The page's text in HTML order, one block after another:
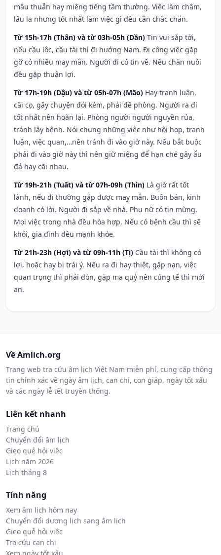
mâu thuẫn hay miệng tiếng tầm thường. Việc làm chậm,
lâu la nhưng tốt nhất làm việc gì đều cần chắc chắn.
Từ 15h-17h (Thân) và từ 03h-05h (Dần) Tin vui sắp tới,
nếu cầu lộc, cầu tài thì đi hướng Nam. Đi công việc gặp
gỡ có nhiều may mắn. Người đi có tin về. Nếu chăn nuôi
đều gặp thuận lợi.
Từ 17h-19h (Dậu) và từ 05h-07h (Mão) Hay tranh luận,
cãi cọ, gây chuyện đói kém, phải đề phòng. Người ra đi
tốt nhất nên hoãn lại. Phòng người người nguyền rủa,
tránh lây bệnh. Nói chung những việc như hội họp, tranh
luận, việc quan,…nên tránh đi vào giờ này. Nếu bắt buộc
phải đi vào giờ này thì nên giữ miệng để hạn ché gây ẩu
đả hay cãi nhau.
Từ 19h-21h (Tuất) và từ 07h-09h (Thìn) Là giờ rất tốt
lành, nếu đi thường gặp được may mắn. Buôn bán, kinh
doanh có lời. Người đi sắp về nhà. Phụ nữ có tin mừng.
Mọi việc trong nhà đều hòa hợp. Nếu có bệnh cầu thì sẽ
khỏi, gia đình đều mạnh khỏe.
Từ 21h-23h (Hợi) và từ 09h-11h (Tị) Cầu tài thì không có
lợi, hoặc hay bị trái ý. Nếu ra đi hay thiệt, gặp nạn, việc
quan trọng thì phải đòn, gặp ma quỷ nên cúng tế thì mới
an.
Về Amlich.org
Trang web tra cứu âm lịch Việt Nam miễn phí, cung cấp thông
tin chính xác về ngày âm lịch, can chi, con giáp, ngày tốt xấu
và các ngày lễ tết truyền thống.
Liên kết nhanh
Trang chủ
Chuyển đổi âm lịch
Gieo quẻ hỏi việc
Lịch năm 2026
Lịch tháng 8
Tính năng
Xem âm lịch hôm nay
Chuyển đổi dương lịch sang âm lịch
Gieo quẻ hỏi việc
Tra cứu can chi